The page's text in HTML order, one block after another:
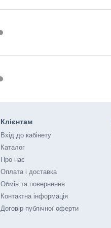
Клієнтам
Вхід до кабінету
Каталог
Про нас
Оплата і доставка
Обмін та повернення
Контактна інформація
Договір публічної оферти